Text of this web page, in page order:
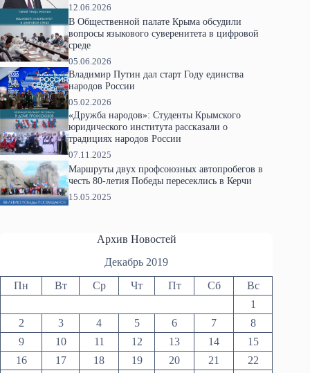
12.06.2026
В Общественной палате Крыма обсудили
вопросы языкового суверенитета в цифровой
среде
05.06.2026
Владимир Путин дал старт Году единства
народов России
05.02.2026
«Дружба народов»: Студенты Крымского
юридического института рассказали о
традициях народов России
07.11.2025
Маршруты двух профсоюзных автопробегов в
честь 80-летия Победы пересеклись в Керчи
15.05.2025
Архив Новостей
Декабрь 2019
Пн Вт Ср Чт Пт Сб
Вс
1
2
3 4 5 6 7
8
9
10 11 12 13 14
15
16
17 18 19 20 21
22